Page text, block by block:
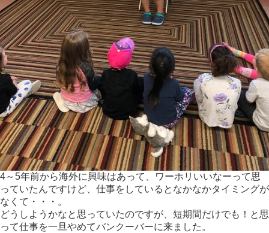
4～5年前から海外に興味はあって、ワーホリいいなーって思
っていたんですけど、仕事をしているとなかなかタイミングが
なくて・・・。
どうしようかなと思っていたのですが、短期間だけでも！と思
って仕事を一旦やめてバンクーバーに来ました。